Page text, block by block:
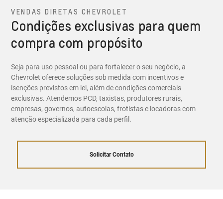
VENDAS DIRETAS CHEVROLET
Condições exclusivas para quem
compra com propósito
Seja para uso pessoal ou para fortalecer o seu negócio, a
Chevrolet oferece soluções sob medida com incentivos e
isenções previstos em lei, além de condições comerciais
exclusivas. Atendemos PCD, taxistas, produtores rurais,
empresas, governos, autoescolas, frotistas e locadoras com
atenção especializada para cada perfil.
Solicitar Contato